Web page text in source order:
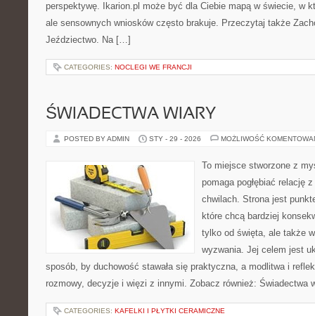
perspektywę. Ikarion.pl może być dla Ciebie mapą w świecie, w
ale sensownych wniosków często brakuje. Przeczytaj także
Jeździectwo. Na […]
CATEGORIES: NOCLEGI WE FRANCJI
ŚWIADECTWA WIARY
POSTED BY ADMIN STY - 29 - 2026 MOŻLIWOŚĆ
To miejsce stworzone z
pomaga pogłębiać relację
chwilach. Strona jest
które chcą bardziej
tylko od święta, ale także
wyzwania. Jej celem jest
sposób, by duchowość stawała się praktyczna, a modlitwa i
rozmowy, decyzje i więzi z innymi. Zobacz również: Świadectwa
CATEGORIES: KAFELKI I PŁYTKI CERAMICZNE